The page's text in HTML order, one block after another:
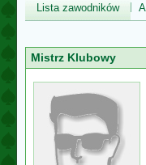
Lista zawodników
Mistrz Klubowy